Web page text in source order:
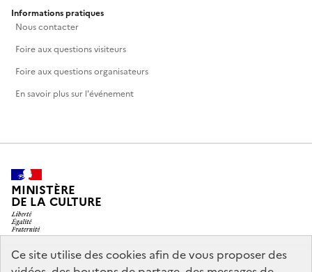
Ce site utilise des cookies afin de vous proposer des
Informations pratiques
Nous contacter
Foire aux questions visiteurs
Foire aux questions organisateurs
En savoir plus sur l'événement
MINISTÈRE
DE LA CULTURE